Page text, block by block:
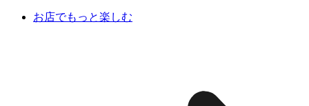
お店でもっと楽しむ